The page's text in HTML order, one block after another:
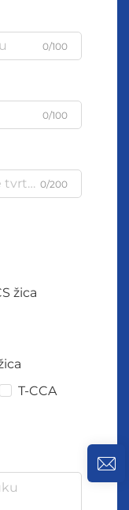
0/100
0/100
0/200
žica
T-CCA